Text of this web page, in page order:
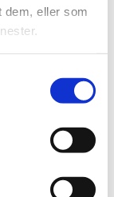
dem, eller som